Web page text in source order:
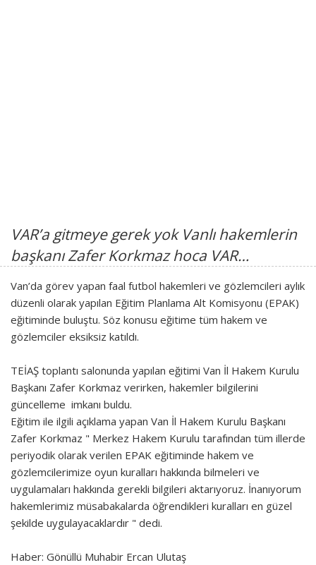
VAR’a gitmeye gerek yok Vanlı hakemlerin
başkanı Zafer Korkmaz hoca VAR…
Van’da görev yapan faal futbol hakemleri ve gözlemcileri aylık
düzenli olarak yapılan Eğitim Planlama Alt Komisyonu (EPAK)
eğitiminde buluştu. Söz konusu eğitime tüm hakem ve
gözlemciler eksiksiz katıldı.
TEİAŞ toplantı salonunda yapılan eğitimi Van İl Hakem Kurulu
Başkanı Zafer Korkmaz verirken, hakemler bilgilerini
güncelleme imkanı buldu.
Eğitim ile ilgili açıklama yapan Van İl Hakem Kurulu Başkanı
Zafer Korkmaz " Merkez Hakem Kurulu tarafından tüm illerde
periyodik olarak verilen EPAK eğitiminde hakem ve
gözlemcilerimize oyun kuralları hakkında bilmeleri ve
uygulamaları hakkında gerekli bilgileri aktarıyoruz. İnanıyorum
hakemlerimiz müsabakalarda öğrendikleri kuralları en güzel
şekilde uygulayacaklardır " dedi.
Haber: Gönüllü Muhabir Ercan Ulutaş